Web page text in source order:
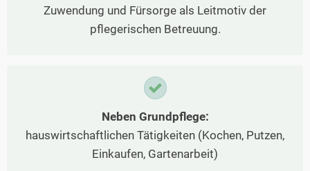
Zuwendung und Fürsorge als Leitmotiv der
pflegerischen Betreuung.
Neben Grundpflege:
hauswirtschaftlichen Tätigkeiten (Kochen, Putzen,
Einkaufen, Gartenarbeit)